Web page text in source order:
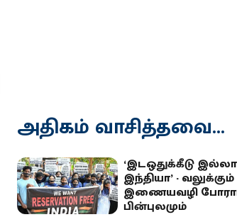
அதிகம் வாசித்தவை...
‘இடஒதுக்கீடு இல்லா
இந்தியா’ - வலுக்கும்
இணையவழி
பின்புலமும்